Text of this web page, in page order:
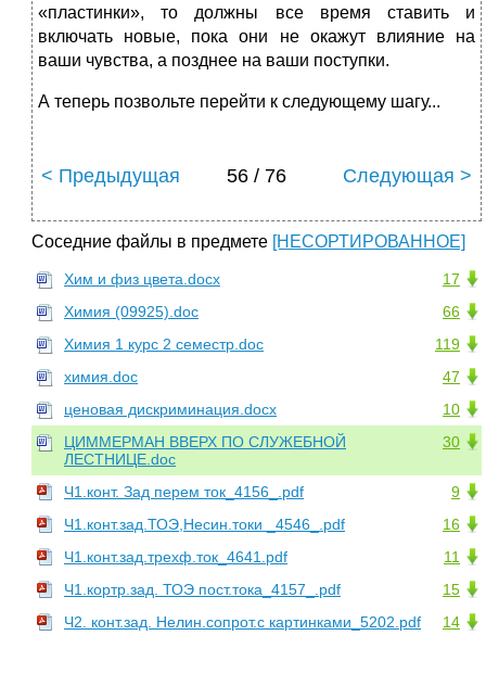
«пластинки», то должны все время ставить и
включать новые, пока они не окажут влияние на
ваши чувства, а позднее на ваши поступки.
А теперь позвольте перейти к следующему шагу...
< Предыдущая 56 / 76 Следующая >
Соседние файлы в предмете [НЕСОРТИРОВАННОЕ]
17
Хим и физ цвета.docx
66
Химия (09925).doc
119
Химия 1 курс 2 семестр.doc
47
химия.doc
10
ценовая дискриминация.docx
30
ЦИММЕРМАН ВВЕРХ ПО СЛУЖЕБНОЙ
ЛЕСТНИЦЕ.doc
9
Ч1.конт. Зад перем ток_4156_.pdf
16
Ч1.конт.зад.ТОЭ,Несин.токи _4546_.pdf
11
Ч1.конт.зад.трехф.ток_4641.pdf
15
Ч1.кортр.зад. ТОЭ пост.тока_4157_.pdf
14
Ч2. конт.зад. Нелин.сопрот.с картинками_5202.pdf